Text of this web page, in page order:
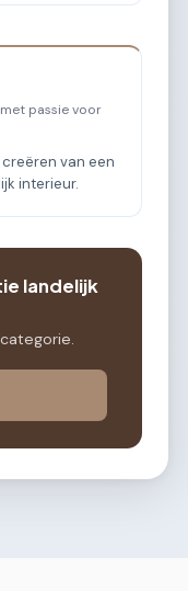
passie voor
van een
interieur.
landelijk